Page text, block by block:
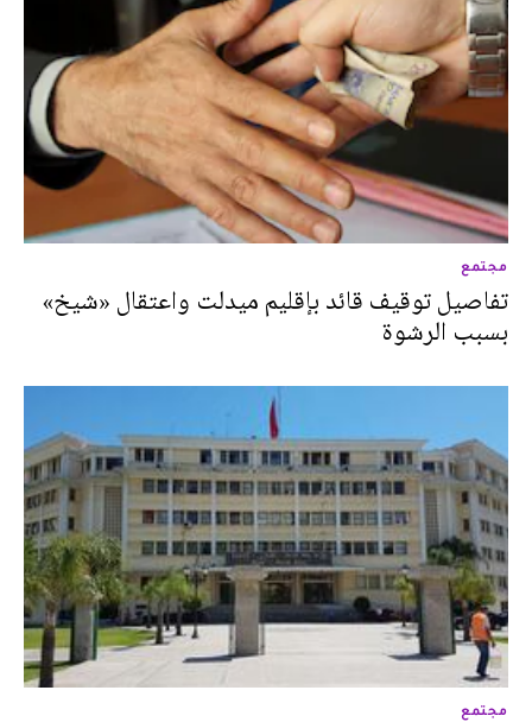
مجتمع
تفاصيل توقيف قائد بإقليم ميدلت واعتقال «شيخ»
بسبب الرشوة
مجتمع